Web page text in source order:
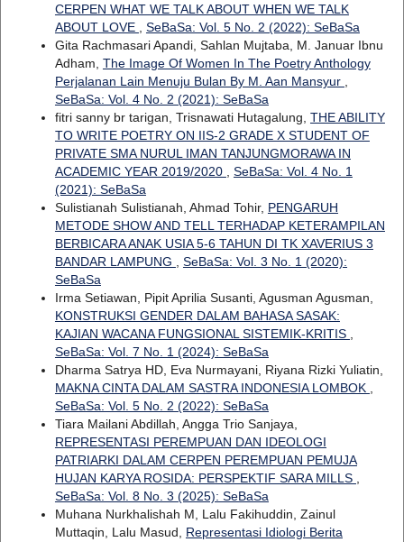
CERPEN WHAT WE TALK ABOUT WHEN WE TALK
ABOUT LOVE
SeBaSa: Vol. 5 No. 2 (2022): SeBaSa
Gita Rachmasari Apandi, Sahlan Mujtaba, M. Januar Ibnu
Adham, The Image Of Women In The Poetry Anthology
Perjalanan Lain Menuju Bulan By M. Aan Mansyur
SeBaSa: Vol. 4 No. 2 (2021): SeBaSa
fitri sanny br tarigan, Trisnawati Hutagalung, THE ABILITY
TO WRITE POETRY ON IIS-2 GRADE X STUDENT OF
PRIVATE SMA NURUL IMAN TANJUNGMORAWA IN
ACADEMIC YEAR 2019/2020
SeBaSa: Vol. 4 No. 1
(2021): SeBaSa
Sulistianah Sulistianah, Ahmad Tohir, PENGARUH
METODE SHOW AND TELL TERHADAP KETERAMPILAN
BERBICARA ANAK USIA 5-6 TAHUN DI TK XAVERIUS 3
BANDAR LAMPUNG
SeBaSa: Vol. 3 No. 1 (2020):
SeBaSa
Irma Setiawan, Pipit Aprilia Susanti, Agusman Agusman,
KONSTRUKSI GENDER DALAM BAHASA SASAK:
KAJIAN WACANA FUNGSIONAL SISTEMIK-KRITIS
SeBaSa: Vol. 7 No. 1 (2024): SeBaSa
Dharma Satrya HD, Eva Nurmayani, Riyana Rizki Yuliatin,
MAKNA CINTA DALAM SASTRA INDONESIA LOMBOK
SeBaSa: Vol. 5 No. 2 (2022): SeBaSa
Tiara Mailani Abdillah, Angga Trio Sanjaya,
REPRESENTASI PEREMPUAN DAN IDEOLOGI
PATRIARKI DALAM CERPEN PEREMPUAN PEMUJA
HUJAN KARYA ROSIDA: PERSPEKTIF SARA MILLS
SeBaSa: Vol. 8 No. 3 (2025): SeBaSa
Muhana Nurkhalishah M, Lalu Fakihuddin, Zainul
Muttaqin, Lalu Masud, Representasi Idiologi Berita